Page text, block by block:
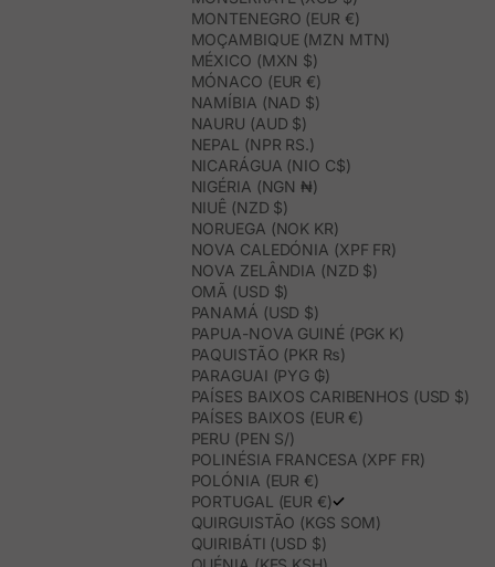
MONTENEGRO (EUR €)
MOÇAMBIQUE (MZN MTN)
MÉXICO (MXN $)
MÓNACO (EUR €)
NAMÍBIA (NAD $)
NAURU (AUD $)
NEPAL (NPR RS.)
NICARÁGUA (NIO C$)
NIGÉRIA (NGN ₦)
NIUÊ (NZD $)
NORUEGA (NOK KR)
NOVA CALEDÓNIA (XPF FR)
NOVA ZELÂNDIA (NZD $)
OMÃ (USD $)
PANAMÁ (USD $)
PAPUA-NOVA GUINÉ (PGK K)
PAQUISTÃO (PKR ₨)
PARAGUAI (PYG ₲)
PAÍSES BAIXOS CARIBENHOS (USD $)
PAÍSES BAIXOS (EUR €)
PERU (PEN S/)
POLINÉSIA FRANCESA (XPF FR)
POLÓNIA (EUR €)
PORTUGAL (EUR €)
QUIRGUISTÃO (KGS SOM)
QUIRIBÁTI (USD $)